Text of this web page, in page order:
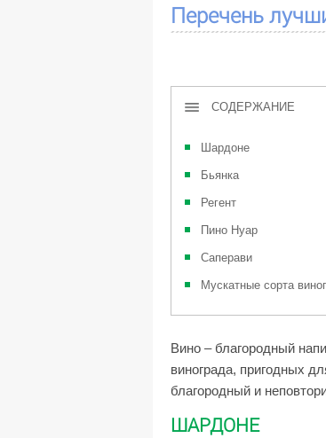
Перечень
СОДЕРЖАНИЕ
Шардоне
Бьянка
Регент
Пино Нуар
Саперави
Мускатные сорта
Вино – благородный
винограда, пригодных
благородный и
ШАРДОНЕ